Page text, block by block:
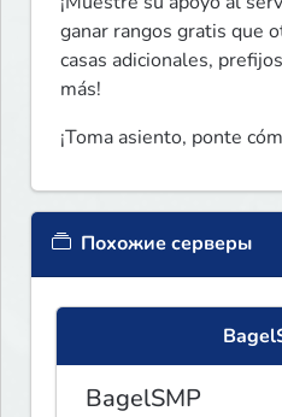
ganar rangos gratis que
casas adicionales,
más!
¡Toma asiento, ponte
Похожие серверы
BagelSMP